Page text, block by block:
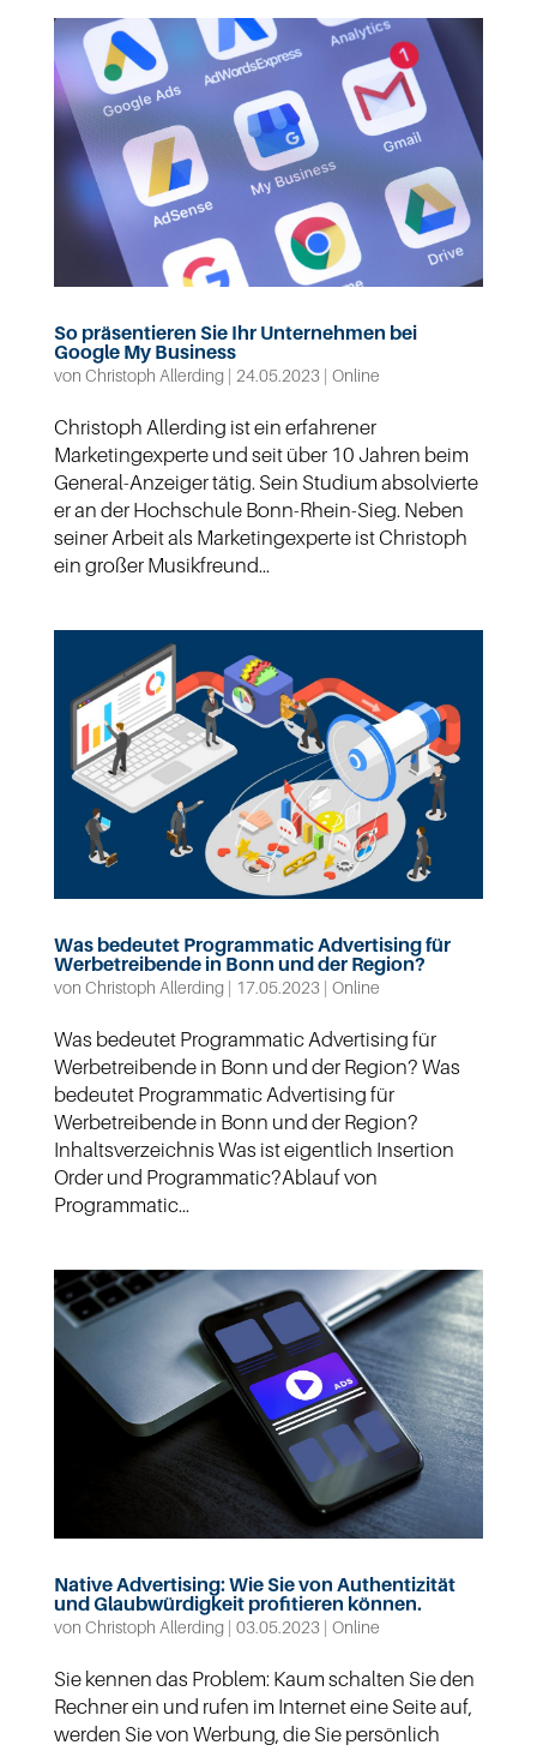
So präsentieren Sie Ihr Unternehmen bei
Google My Business
von Christoph Allerding| 24.05.2023| Online
Christoph Allerding ist ein erfahrener
Marketingexperte und seit über 10 Jahren beim
General-Anzeiger tätig. Sein Studium absolvierte
er an der Hochschule Bonn-Rhein-Sieg. Neben
seiner Arbeit als Marketingexperte ist Christoph
ein großer Musikfreund...
Was bedeutet Programmatic Advertising für
Werbetreibende in Bonn und der Region?
von Christoph Allerding| 17.05.2023| Online
Was bedeutet Programmatic Advertising für
Werbetreibende in Bonn und der Region? Was
bedeutet Programmatic Advertising für
Werbetreibende in Bonn und der Region?
Inhaltsverzeichnis Was ist eigentlich Insertion
Order und Programmatic?Ablauf von
Programmatic...
Native Advertising: Wie Sie von Authentizität
und Glaubwürdigkeit profitieren können.
von Christoph Allerding| 03.05.2023| Online
Sie kennen das Problem: Kaum schalten Sie den
Rechner ein und rufen im Internet eine Seite auf,
werden Sie von Werbung, die Sie persönlich